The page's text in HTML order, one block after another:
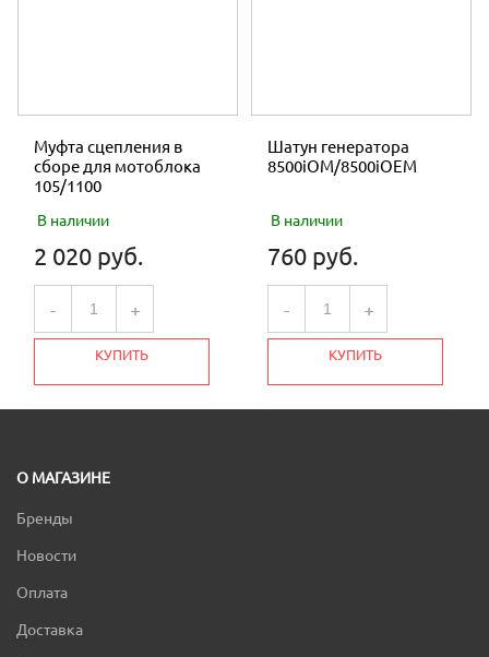
Муфта сцепления в
сборе для мотоблока
105/1100
В наличии
2 020 руб.
- +
КУПИТЬ
Шатун генератора
8500iOM/8500iOEM
В наличии
760 руб.
- +
КУПИТЬ
О МАГАЗИНЕ
Бренды
Новости
Оплата
Доставка